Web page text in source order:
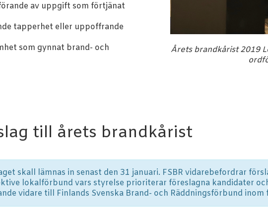
av uppgift som förtjänat
tapperhet eller uppoffrande
som gynnat brand- och
Årets brandkårist 2019
till årets brandkårist
skall lämnas in senast den 31 januari. FSBR vidarebefordrar
lokalförbund vars styrelse prioriterar föreslagna kandidater
vidare till Finlands Svenska Brand- och Räddningsförbund inom